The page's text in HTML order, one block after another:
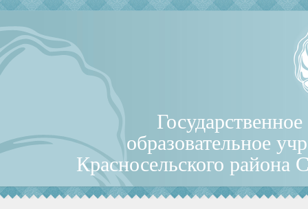
образовательное
Красносельского